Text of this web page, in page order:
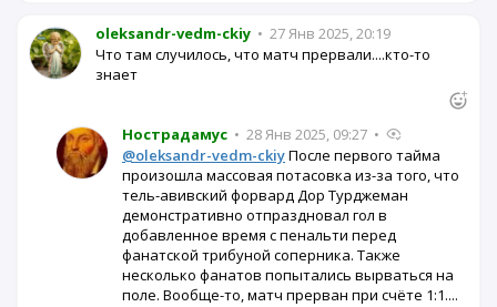
oleksandr-vedm-ckiy • 27 Янв 2025, 20:19
Что там случилось, что матч прервали....кто-то
знает
Нострадамус • 28 Янв 2025, 09:27 •
@oleksandr-vedm-ckiyПосле первого тайма
произошла массовая потасовка из-за того, что
тель-авивский форвард Дор Турджеман
демонстративно отпраздновал гол в
добавленное время с пенальти перед
фанатской трибуной соперника. Также
несколько фанатов попытались вырваться на
поле. Вообще-то, матч прерван при счёте 1:1....